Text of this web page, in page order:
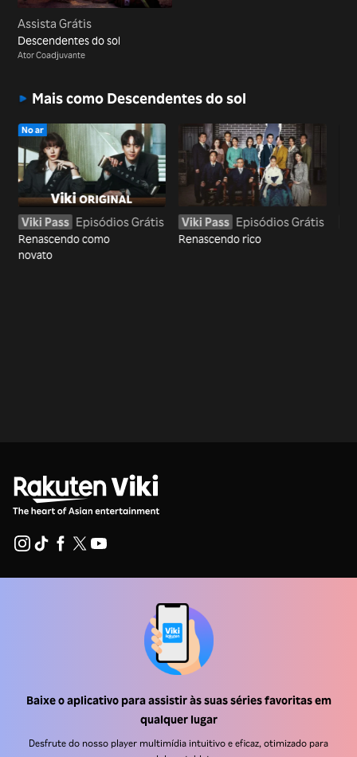
Baixe o aplicativo para assistir às suas séries favoritas em
qualquer lugar
Desfrute do nosso player multimídia intuitivo e eficaz, otimizado para
Assista Grátis
Descendentes do sol
Ator Coadjuvante
Mais como Descendentes do sol
No ar
Viki Pass Episódios Grátis
Renascendo como
novato
Viki Pass Episódios Grátis
Renascendo rico
Central de imprensa